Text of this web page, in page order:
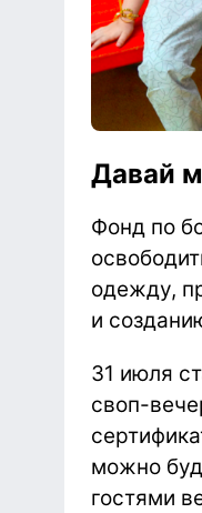
Давай
Фонд по
одежду,
и
31 июля
своп-
можно
гостями